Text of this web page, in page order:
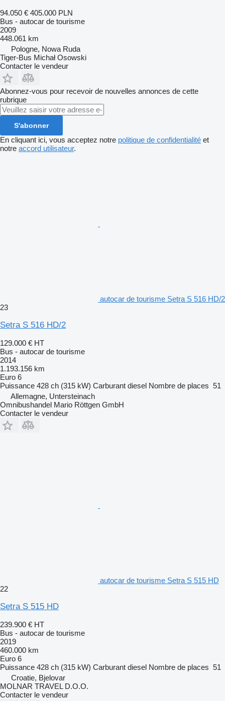
94.050 € 405.000 PLN
Bus - autocar de tourisme
2009
448.061 km
Pologne, Nowa Ruda
Tiger-Bus Michał Osowski
Contacter le vendeur
Abonnez-vous pour recevoir de nouvelles annonces de cette
rubrique
S'abonner
En cliquant ici, vous acceptez notre politique de confidentialité et
notre accord utilisateur.
autocar de tourisme Setra S 516 HD/2
23
Setra S 516 HD/2
129.000 € HT
Bus - autocar de tourisme
2014
1.193.156 km
Euro 6
Puissance 428 ch (315 kW) Carburant diesel Nombre de places 51
Allemagne, Untersteinach
Omnibushandel Mario Röttgen GmbH
Contacter le vendeur
autocar de tourisme Setra S 515 HD
22
Setra S 515 HD
239.900 € HT
Bus - autocar de tourisme
2019
460.000 km
Euro 6
Puissance 428 ch (315 kW) Carburant diesel Nombre de places 51
Croatie, Bjelovar
MOLNAR TRAVEL D.O.O.
Contacter le vendeur